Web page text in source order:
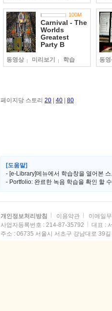
100M
Carnival - The
Worlds
Greatest
Party B
동영상 미리보기 학습 동
페이지당 스토리 20 40 80
[도움말]
- [e-Library]메뉴에서 학습창을 열어본
- Portfolio: 완료한 녹음 학습을 확인 할
개인정보처리방침 이용약관
이메일
사업자등록번호 : 214-87-35792
대표 :
주소 : 06735 서울시 서초구 강남대로 39